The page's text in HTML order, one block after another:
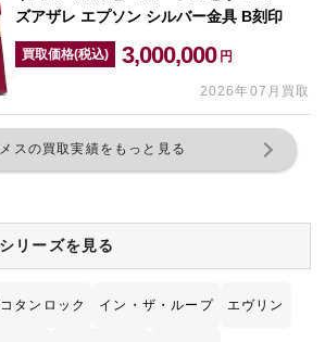
ズアザレ エプソン シルバー金具 B刻印
買取価格(税込) 3,000,000 円
2026年07月買取
スの買取実績をもっと見る
リーズを見る
タンロック イン・ザ・ループ エヴリン